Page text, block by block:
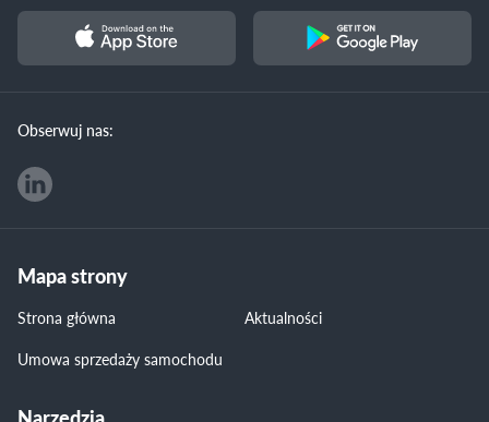
Obserwuj nas:
Mapa strony
Strona główna
Aktualności
Umowa sprzedaży samochodu